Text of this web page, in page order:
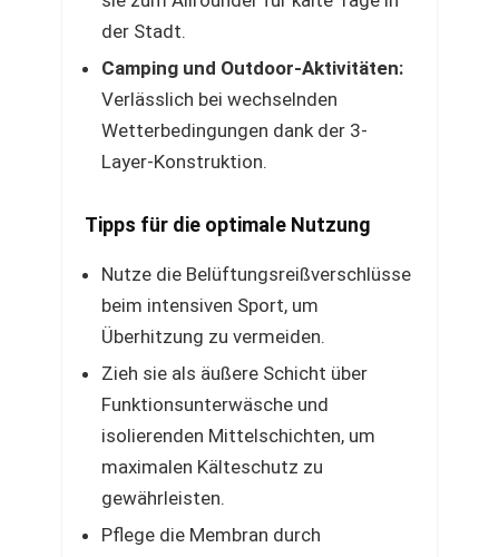
der Stadt.
Camping und Outdoor-Aktivitäten:
Verlässlich bei wechselnden
Wetterbedingungen dank der 3-
Layer-Konstruktion.
Tipps für die optimale Nutzung
Nutze die Belüftungsreißverschlüsse
beim intensiven Sport, um
Überhitzung zu vermeiden.
Zieh sie als äußere Schicht über
Funktionsunterwäsche und
isolierenden Mittelschichten, um
maximalen Kälteschutz zu
gewährleisten.
Pflege die Membran durch